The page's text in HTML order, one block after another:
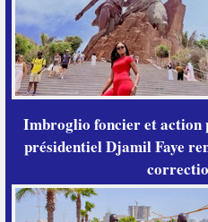
Imbroglio foncier et action
présidentiel Djamil Faye